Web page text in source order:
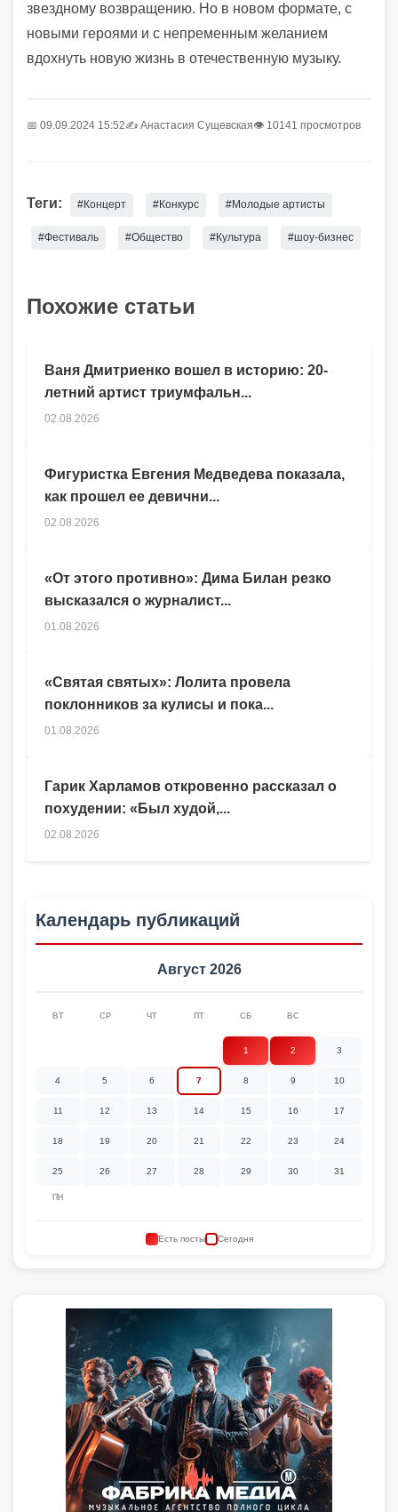
звездному возвращению. Но в новом формате, с
новыми героями и с непременным желанием
вдохнуть новую жизнь в отечественную музыку.
📅 09.09.2024 15:52✍️ Анастасия Сущевская👁 10141 просмотров
Теги: #Концерт #Конкурс #Молодые артисты
#Фестиваль #Общество #Культура #шоу-бизнес
Похожие статьи
Гарик Харламов откровенно рассказал о
похудении: «Был худой,...
02.08.2026
Ваня Дмитриенко вошел в историю: 20-
летний артист триумфальн...
02.08.2026
Фигуристка Евгения Медведева показала,
как прошел ее девични...
02.08.2026
«От этого противно»: Дима Билан резко
высказался о журналист...
01.08.2026
«Святая святых»: Лолита провела
поклонников за кулисы и пока...
01.08.2026
Календарь публикаций
Август 2026
ПН
ВТ СР ЧТ ПТ СБ ВС
1 2 3
4 5 6 7 8 9 10
11 12 13 14 15 16 17
18 19 20 21 22 23 24
25 26 27 28 29 30 31
Есть посты Сегодня